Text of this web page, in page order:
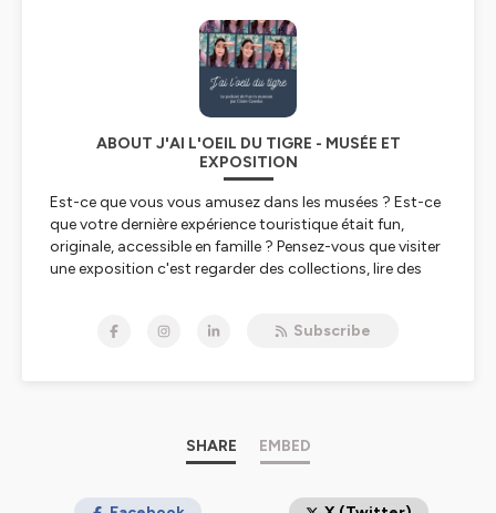
ABOUT J'AI L'OEIL DU TIGRE - MUSÉE ET
EXPOSITION
Est-ce que vous vous amusez dans les musées ? Est-ce
que votre dernière expérience touristique était fun,
originale, accessible en famille ? Pensez-vous que visiter
une exposition c'est regarder des collections, lire des
Pour qui travaille ou veut travailler dans ce secteur, ce
Subscribe
SHARE EMBED